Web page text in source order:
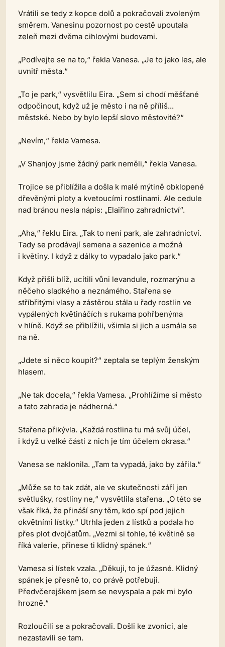
Vrátili se tedy z kopce dolů a pokračovali zvoleným
směrem. Vanesinu pozornost po cestě upoutala
zeleň mezi dvěma cihlovými budovami.
„Podívejte se na to,“ řekla Vanesa. „Je to jako les, ale
uvnitř města.“
„To je park,“ vysvětlilu Eira. „Sem si chodí měšťané
odpočinout, když už je město i na ně příliš...
městské. Nebo by bylo lepší slovo městovité?“
„Nevím,“ řekla Vamesa.
„V Shanjoy jsme žádný park neměli,“ řekla Vanesa.
Trojice se přiblížila a došla k malé mýtině obklopené
dřevěnými ploty a kvetoucími rostlinami. Ale cedule
nad bránou nesla nápis: „Elaiřino zahradnictví“.
„Aha,“ řeklu Eira. „Tak to není park, ale zahradnictví.
Tady se prodávají semena a sazenice a možná
i květiny. I když z dálky to vypadalo jako park.“
Když přišli blíž, ucítili vůni levandule, rozmarýnu a
něčeho sladkého a neznámého. Stařena se
stříbřitými vlasy a zástěrou stála u řady rostlin ve
vypálených květináčích s rukama pohřbenýma
v hlíně. Když se přiblížili, všimla si jich a usmála se
na ně.
„Jdete si něco koupit?“ zeptala se teplým ženským
hlasem.
„Ne tak docela,“ řekla Vamesa. „Prohlížíme si město
a tato zahrada je nádherná.“
Stařena přikývla. „Každá rostlina tu má svůj účel,
i když u velké části z nich je tím účelem okrasa.“
Vanesa se naklonila. „Tam ta vypadá, jako by zářila.“
„Může se to tak zdát, ale ve skutečnosti září jen
světlušky, rostliny ne,“ vysvětlila stařena. „O této se
však říká, že přináší sny těm, kdo spí pod jejich
okvětními lístky.“ Utrhla jeden z lístků a podala ho
přes plot dvojčatům. „Vezmi si tohle, té květině se
říká valerie, přinese ti klidný spánek.“
Vamesa si lístek vzala. „Děkuji, to je úžasné. Klidný
spánek je přesně to, co právě potřebuji.
Předvčerejškem jsem se nevyspala a pak mi bylo
hrozně.“
Rozloučili se a pokračovali. Došli ke zvonici, ale
nezastavili se tam.